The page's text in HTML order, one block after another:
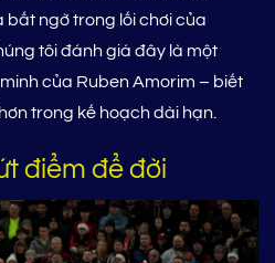
bất ngờ trong lối chơi của
tôi đánh giá đây là một
của Ruben Amorim – biết
trong kế hoạch dài hạn.
điểm để đời